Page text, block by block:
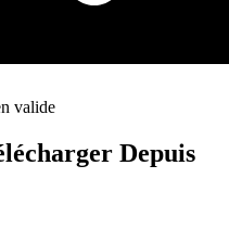
valide
Depuis